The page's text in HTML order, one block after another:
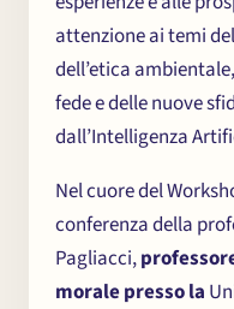
Contatti
attenzione ai temi
dell’etica
fede e delle nuove
dall’Intelligenza
Nel cuore del
conferenza della
Pagliacci,
morale presso la